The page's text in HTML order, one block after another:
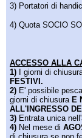
3) Portatori di
4) Quota SOCIO
ACCESSO ALLA
1) I giorni di
FESTIVI.
2) E' possibile
giorni di chiusuraE
ALL'INGRESSO
3) Entrata unica
4) Nel mese di